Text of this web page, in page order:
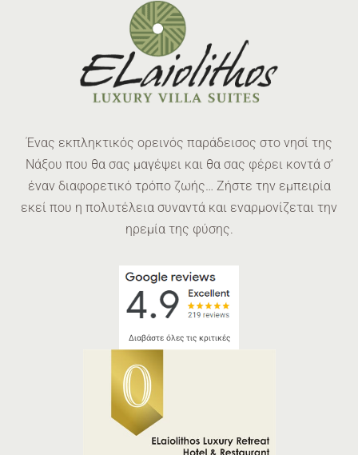
Ένας εκπληκτικός ορεινός παράδεισος στο νησί της
Νάξου που θα σας μαγέψει και θα σας φέρει κοντά σ’
έναν διαφορετικό τρόπο ζωής… Ζήστε την εμπειρία
εκεί που η πολυτέλεια συναντά και εναρμονίζεται την
ηρεμία της φύσης.
Διαβάστε όλες τις κριτικές